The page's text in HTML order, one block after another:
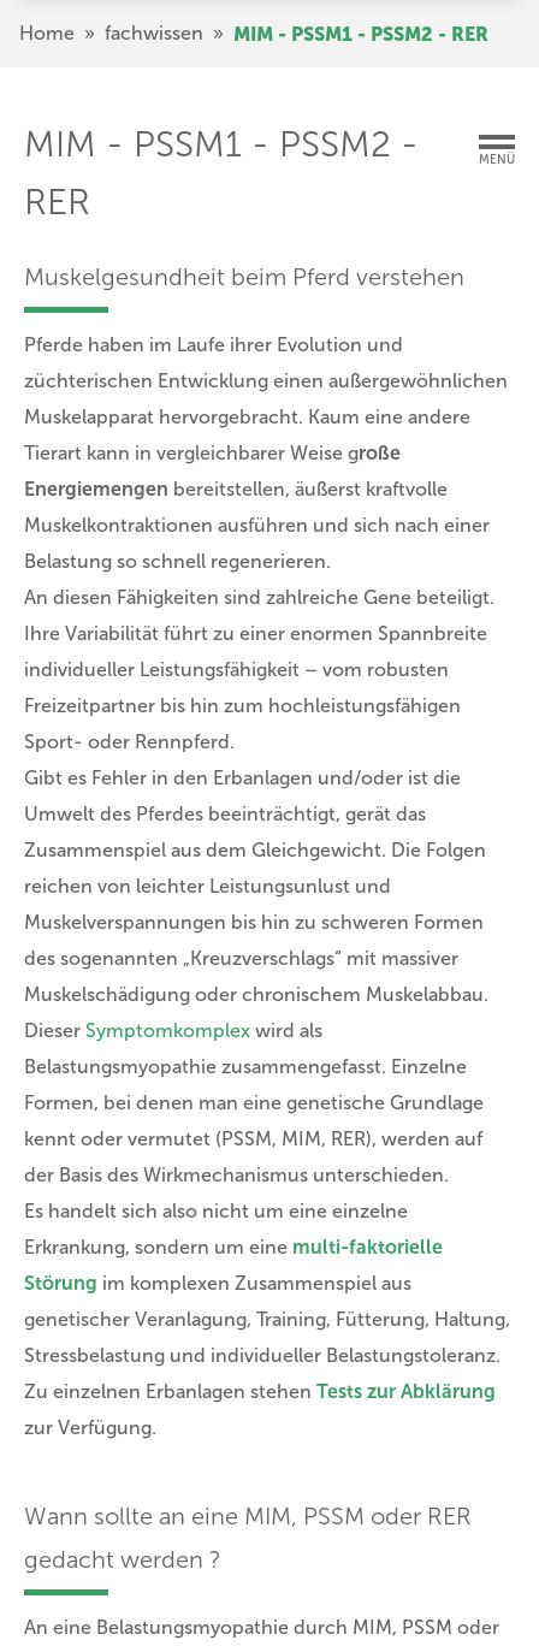
zumHome » fachwissen » MIM - PSSM1 - PSSM2 - RER
MENÜ
MIM - PSSM1 - PSSM2 -
RER
Muskelgesundheit beim Pferd verstehen
Pferde haben im Laufe ihrer Evolution und
züchterischen Entwicklung einen außergewöhnlichen
Muskelapparat hervorgebracht. Kaum eine andere
Tierart kann in vergleichbarer Weise große
Energiemengen bereitstellen, äußerst kraftvolle
Muskelkontraktionen ausführen und sich nach einer
Belastung so schnell regenerieren.
An diesen Fähigkeiten sind zahlreiche Gene beteiligt.
Ihre Variabilität führt zu einer enormen Spannbreite
individueller Leistungsfähigkeit – vom robusten
Freizeitpartner bis hin zum hochleistungsfähigen
Sport- oder Rennpferd.
Gibt es Fehler in den Erbanlagen und/oder ist die
Umwelt des Pferdes beeinträchtigt, gerät das
Zusammenspiel aus dem Gleichgewicht. Die Folgen
reichen von leichter Leistungsunlust und
Muskelverspannungen bis hin zu schweren Formen
des sogenannten „Kreuzverschlags“ mit massiver
Muskelschädigung oder chronischem Muskelabbau.
Dieser Symptomkomplex wird als
Belastungsmyopathie zusammengefasst. Einzelne
Formen, bei denen man eine genetische Grundlage
kennt oder vermutet (PSSM, MIM, RER), werden auf
der Basis des Wirkmechanismus unterschieden.
Es handelt sich also nicht um eine einzelne
Erkrankung, sondern um eine multi-faktorielle
Störung im komplexen Zusammenspiel aus
genetischer Veranlagung, Training, Fütterung, Haltung,
Stressbelastung und individueller Belastungstoleranz.
Zu einzelnen Erbanlagen stehen Tests zur Abklärung
zur Verfügung.
Wann sollte an eine MIM, PSSM oder RER
gedacht werden ?
An eine Belastungsmyopathie durch MIM, PSSM oder